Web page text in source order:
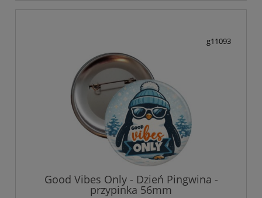
g11093
Good Vibes Only - Dzień Pingwina -
przypinka 56mm